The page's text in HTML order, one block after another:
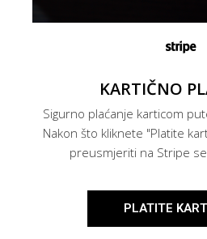
KARTIČNO
Sigurno plaćanje karticom
Nakon što kliknete "Platite
preusmjeriti na Stripe
PLATITE